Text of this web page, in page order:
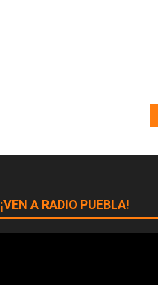
¡VEN A RADIO PUEBLA!